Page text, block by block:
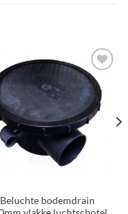
Toevoegen
aan
verlanglijst
Beluchte bodemdrain